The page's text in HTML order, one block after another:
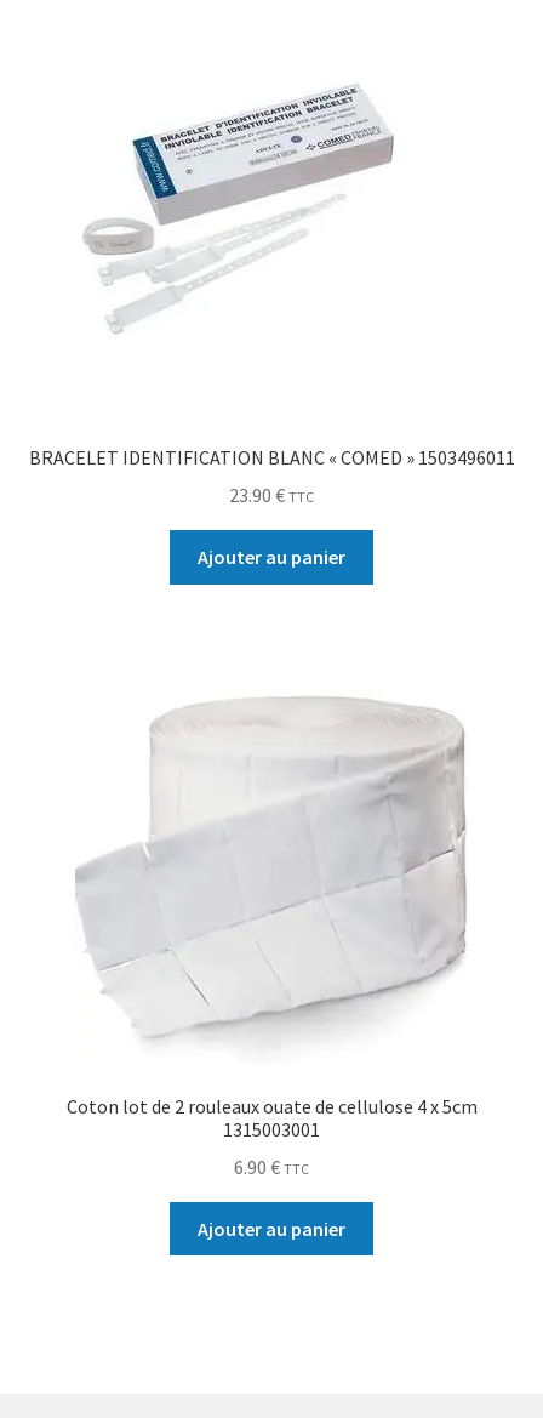
BRACELET IDENTIFICATION BLANC « COMED » 1503496011
23.90 € TTC
Ajouter au panier
Coton lot de 2 rouleaux ouate de cellulose 4 x 5cm
1315003001
6.90 € TTC
Ajouter au panier